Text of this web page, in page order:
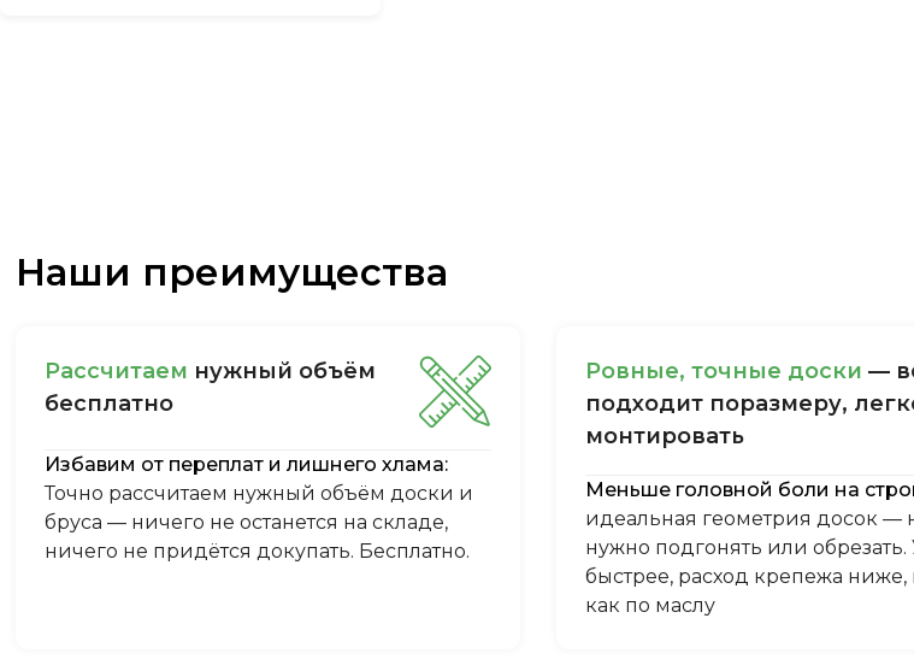
Наши преимущества
Рассчитаем нужный объём
бесплатно
Избавим от переплат и лишнего хлама:
Точно рассчитаем нужный объём доски и
бруса — ничего не останется на складе,
ничего не придётся докупать. Бесплатно.
Ровные, точные доски —
подходит поразмеру,
монтировать
Меньше головной боли на
идеальная геометрия досок —
нужно подгонять или обрезать.
быстрее, расход крепежа
как по маслу